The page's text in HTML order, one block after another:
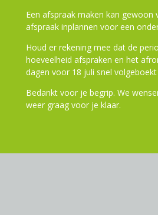
Een afspraak maken kan gewoon
afspraak inplannen voor een
Houd er rekening mee dat de
hoeveelheid afspraken en het
dagen voor 18 juli snel
Bedankt voor je begrip. We
weer graag voor je klaar.